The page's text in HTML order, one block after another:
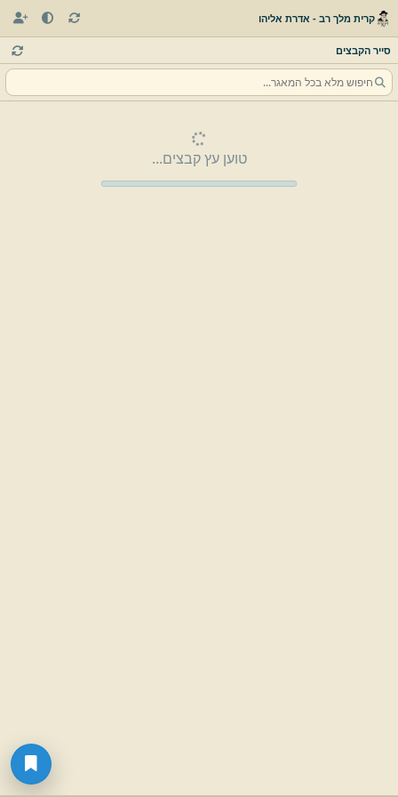
קרית מלך רב - אדרת אליהו
סייר הקבצים
טוען עץ קבצים...